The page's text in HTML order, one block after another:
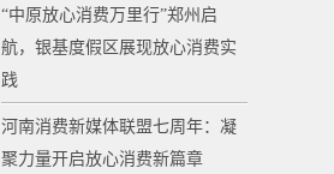
“中原放心消费万里行”郑州启
航，银基度假区展现放心消费实
践
河南消费新媒体联盟七周年：凝
聚力量开启放心消费新篇章